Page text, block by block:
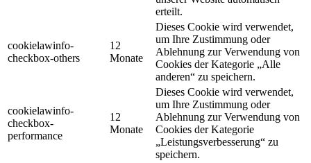
erteilt.
cookielawinfo-
checkbox-others
12
Monate
Dieses Cookie wird verwendet,
um Ihre Zustimmung oder
Ablehnung zur Verwendung von
Cookies der Kategorie „Alle
anderen“ zu speichern.
cookielawinfo-
checkbox-
performance
12
Monate
Dieses Cookie wird verwendet,
um Ihre Zustimmung oder
Ablehnung zur Verwendung von
Cookies der Kategorie
„Leistungsverbesserung“ zu
speichern.